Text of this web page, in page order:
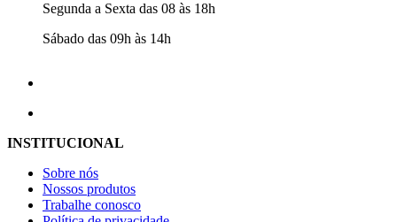
Segunda a Sexta das 08 às 18h
Sábado das 09h às 14h
INSTITUCIONAL
Sobre nós
Nossos produtos
Trabalhe conosco